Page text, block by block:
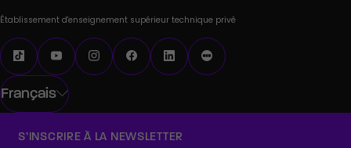
Établissement d'enseignement supérieur technique privé
Français
S’INSCRIRE À LA NEWSLETTER